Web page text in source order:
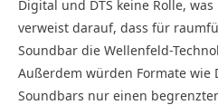
Digital und DTS keine Rolle,
verweist darauf, dass für
Soundbar die Wellenfeld-
Außerdem würden Formate wie
Soundbars nur einen